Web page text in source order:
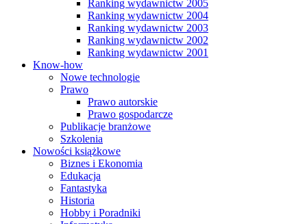
Ranking wydawnictw 2005
Ranking wydawnictw 2004
Ranking wydawnictw 2003
Ranking wydawnictw 2002
Ranking wydawnictw 2001
Know-how
Nowe technologie
Prawo
Prawo autorskie
Prawo gospodarcze
Publikacje branżowe
Szkolenia
Nowości książkowe
Biznes i Ekonomia
Edukacja
Fantastyka
Historia
Hobby i Poradniki